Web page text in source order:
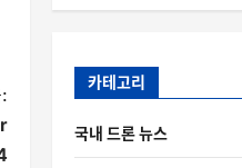
카테고리
국내 드론 뉴스